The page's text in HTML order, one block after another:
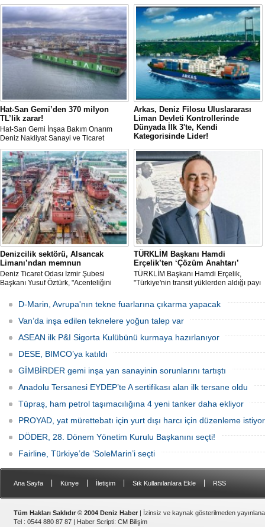
Hat-San Gemi’den 370 milyon
TL’lik zarar!
Hat-San Gemi İnşaa Bakım Onarım
Deniz Nakliyat Sanayi ve Ticaret
(HATSN), 2026’nın ilk yarısına ilişkin
konsolide olmayan bilançosunu
paylaştı.
Arkas, Deniz Filosu Uluslararası
Liman Devleti Kontrollerinde
Dünyada İlk 3'te, Kendi
Kategorisinde Lider!
Arkas, uluslararası denizcilik veri ve
analiz platformu RISK4SEA tarafından
yayımlanan son değerlendirmede
önemli bir başarıya imza attı.
Denizcilik sektörü, Alsancak
Limanı’ndan memnun
Deniz Ticaret Odası İzmir Şubesi
Başkanı Yusuf Öztürk, "Acenteliğini
baştan sona takip etme fırsatı buldum.
İlk günden itibaren hizmet anlayışındaki
değişimi hissettik. Operasyonlar çok
hızlı şekilde tamamlandı" dedi
TÜRKLİM Başkanı Hamdi
Erçelik’ten ‘Çözüm Anahtarı’
TÜRKLİM Başkanı Hamdi Erçelik,
"Türkiye'nin transit yüklerden aldığı payı
eşgüdümünü güçlendirmeli; liman,
demiryolu, kara yolu ve dijital altyapı
yatırımlarını bütüncül bir anlayışla
hayata geçirmeliyiz" dedi.
D-Marin, Avrupa'nın tekne fuarlarına çıkarma yapacak
Van’da inşa edilen teknelere yoğun talep var
ASEAN ilk P&I Sigorta Kulübünü kurmaya hazırlanıyor
DESE, BIMCO’ya katıldı
GİMBİRDER gemi inşa yan sanayinin sorunlarını tartıştı
Anadolu Tersanesi EYDEP’te A sertifikası alan ilk tersane oldu
Tüpraş, ham petrol taşımacılığına 4 yeni tanker daha ekliyor
PROYAD, yat mürettebatı için yurt dışı harcı için düzenleme istiyor
DÖDER, 28. Dönem Yönetim Kurulu Başkanını seçti!
Fairline, Türkiye’de ‘SoleMarin’i seçti
Ana Sayfa Künye İletişim Sık Kullanılanlara Ekle RSS
Tüm Hakları Saklıdır © 2004 Deniz Haber | İzinsiz ve kaynak gösterilmeden
Tel : 0544 880 87 87 | Haber Scripti: CM Bilişim